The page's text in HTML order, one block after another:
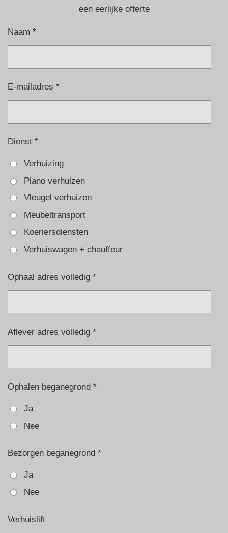
een eerlijke offerte
Naam *
E-mailadres *
Dienst *
Verhuizing
Piano verhuizen
Vleugel verhuizen
Meubeltransport
Koeriersdiensten
Verhuiswagen + chauffeur
Ophaal adres volledig *
Aflever adres volledig *
Ophalen beganegrond *
Ja
Nee
Bezorgen beganegrond *
Ja
Nee
Verhuislift